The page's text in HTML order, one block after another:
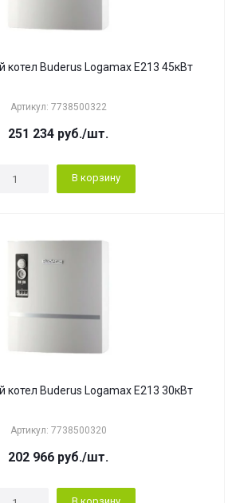
котел Buderus Logamax E213 45кВт
Артикул: 7738500322
251 234 руб./шт.
В корзину
котел Buderus Logamax E213 30кВт
Артикул: 7738500320
202 966 руб./шт.